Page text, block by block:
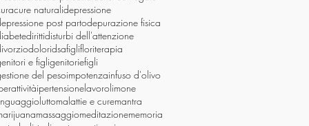
cure naturalidepressione
post partodepurazione fisica
dirittidisturbi dell'attenzione
doloridsafiglifloriterapia
e figligenitoriefigli
del pesoimpotenzainfuso d'olivo
ipertensionelavorolimone
luttomalattie e curemantra
massaggiomeditazionememoria